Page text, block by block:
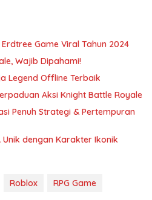
Game Viral Tahun 2024
Wajib Dipahami!
Legend Offline Terbaik
Aksi Knight Battle Royale
Penuh Strategi & Pertempuran
dengan Karakter Ikonik
Roblox
RPG Game